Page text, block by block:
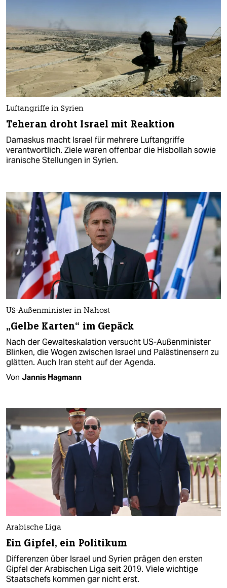
Luftangriffe in Syrien
Teheran droht Israel mit Reaktion
Damaskus macht Israel für mehrere Luftangriffe
verantwortlich. Ziele waren offenbar die Hisbollah sowie
iranische Stellungen in Syrien.
US-Außenminister in Nahost
„Gelbe Karten“ im Gepäck
Nach der Gewalteskalation versucht US-Außenminister
Blinken, die Wogen zwischen Israel und Palästinensern zu
glätten. Auch Iran steht auf der Agenda.
Von Jannis Hagmann
Arabische Liga
Ein Gipfel, ein Politikum
Differenzen über Israel und Syrien prägen den ersten
Gipfel der Arabischen Liga seit 2019. Viele wichtige
Staatschefs kommen gar nicht erst.